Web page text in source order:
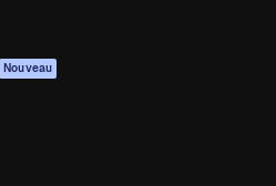
Nouveau